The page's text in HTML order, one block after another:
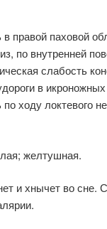
правой паховой
по внутренней
слабость
в
ходу локтевого
желтушная.
и хнычет во сне.